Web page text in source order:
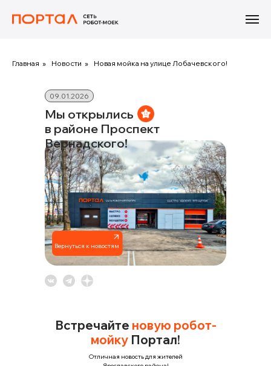
Главная » Новости » Новая мойка на улице Лобачевского!
Мы открылись
в районе Проспект
Вернадского!
09.01.2026
Вернуться к новостям
Встречайте новую робот-
мойку Портал!
Отличная новость для жителей